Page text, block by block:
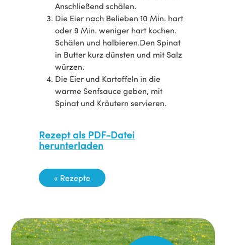
Anschließend schälen.
Die Eier nach Belieben 10 Min. hart
oder 9 Min. weniger hart kochen.
Schälen und halbieren.Den Spinat
in Butter kurz dünsten und mit Salz
würzen.
Die Eier und Kartoffeln in die
warme Senfsauce geben, mit
Spinat und Kräutern servieren.
Rezept als PDF-Datei
herunterladen
« Rezepte